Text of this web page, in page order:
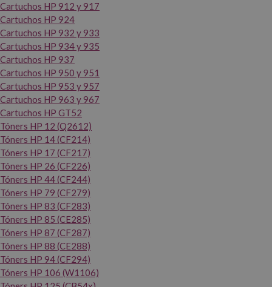
Cartuchos HP 912 y 917
Cartuchos HP 924
Cartuchos HP 932 y 933
Cartuchos HP 934 y 935
Cartuchos HP 937
Cartuchos HP 950 y 951
Cartuchos HP 953 y 957
Cartuchos HP 963 y 967
Cartuchos HP GT52
Tóners HP 12 (Q2612)
Tóners HP 14 (CF214)
Tóners HP 17 (CF217)
Tóners HP 26 (CF226)
Tóners HP 44 (CF244)
Tóners HP 79 (CF279)
Tóners HP 83 (CF283)
Tóners HP 85 (CE285)
Tóners HP 87 (CF287)
Tóners HP 88 (CE288)
Tóners HP 94 (CF294)
Tóners HP 106 (W1106)